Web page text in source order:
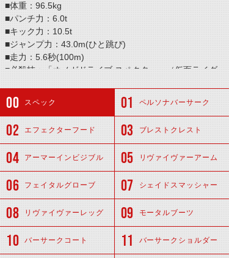
■体重：96.5kg
■パンチ力：6.0t
■キック力：10.5t
■ジャンプ力：43.0m(ひと跳び)
■走力：5.6秒(100m)
■必殺技：「オメガドライブ スペクター」（仮面ライダ
スペック ペルソナバーサーク
エフェクターフード ブレストクレスト
アーマーインビジブル リヴァイヴァーアーム
フェイタルグローブ シェイドスマッシャー
リヴァイヴァーレッグ モータルブーツ
バーサークコート バーサークショルダー